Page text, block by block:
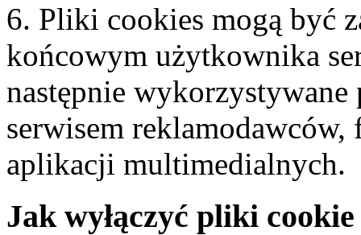
6. Pliki cookies mogą być
końcowym użytkownika
następnie wykorzystywane
serwisem
aplikacji multimedialnych.
Jak wyłączyć pliki